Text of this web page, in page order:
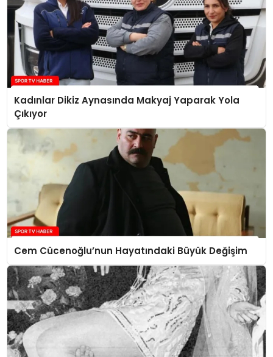
Kadınlar Dikiz Aynasında Makyaj Yaparak Yola
Çıkıyor
Cem Cücenoğlu’nun Hayatındaki Büyük Değişim